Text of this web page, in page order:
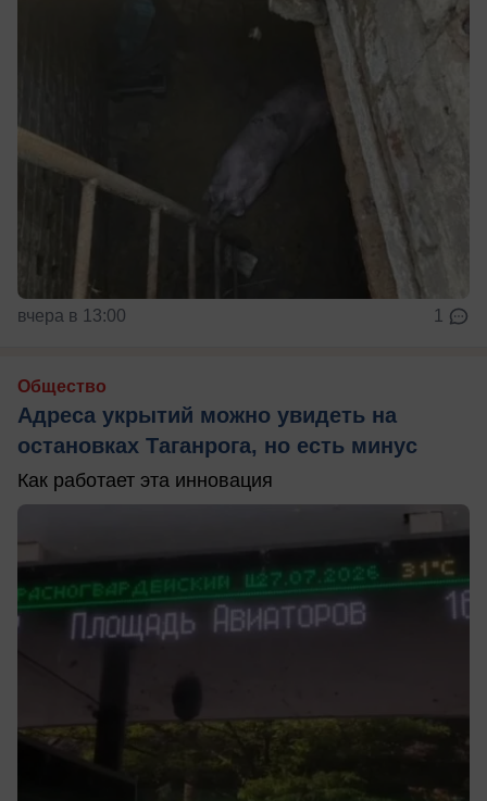
вчера в 13:00 1
Общество
Адреса укрытий можно увидеть на
остановках Таганрога, но есть минус
Как работает эта инновация